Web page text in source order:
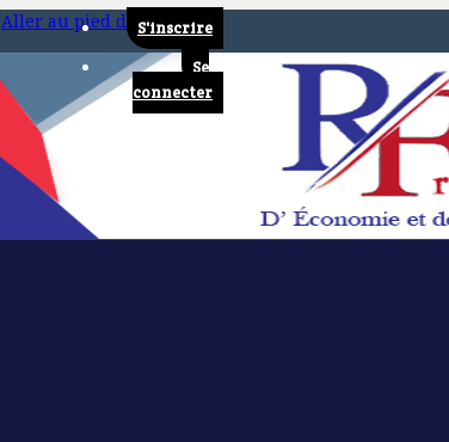
Aller au pied de page
S'inscrire
Se
connecter